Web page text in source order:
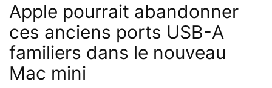
Apple pourrait abandonner
ces anciens ports USB-A
familiers dans le nouveau
Mac mini